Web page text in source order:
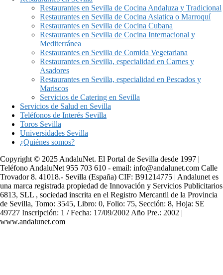
Restaurantes en Sevilla de Cocina Andaluza y Tradicional
Restaurantes en Sevilla de Cocina Asiatica o Marroquí
Restaurantes en Sevilla de Cocina Cubana
Restaurantes en Sevilla de Cocina Internacional y
Mediterránea
Restaurantes en Sevilla de Comida Vegetariana
Restaurantes en Sevilla, especialidad en Carnes y
Asadores
Restaurantes en Sevilla, especialidad en Pescados y
Mariscos
Servicios de Catering en Sevilla
Servicios de Salud en Sevilla
Teléfonos de Interés Sevilla
Toros Sevilla
Universidades Sevilla
¿Quiénes somos?
Copyright © 2025 AndaluNet. El Portal de Sevilla desde 1997 |
Teléfono AndaluNet 955 703 610 - email: info@andalunet.com Calle
Trovador 8. 41018.- Sevilla (España) CIF: B91214775 | Andalunet es
una marca registrada propiedad de Innovación y Servicios Publicitarios
6813, SLL , sociedad inscrita en el Registro Mercantil de la Provincia
de Sevilla, Tomo: 3545, Libro: 0, Folio: 75, Sección: 8, Hoja: SE
49727 Inscripción: 1 / Fecha: 17/09/2002 Año Pre.: 2002 |
www.andalunet.com